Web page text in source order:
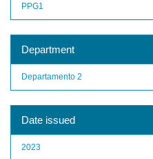
PPG1
Department
Departamento 2
Date issued
2023